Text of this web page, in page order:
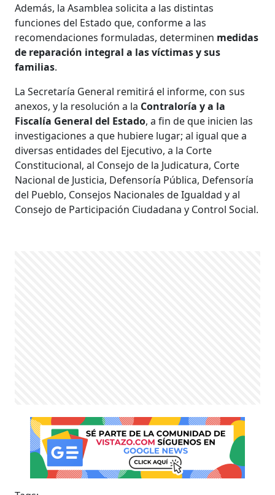
Además, la Asamblea solicita a las distintas
funciones del Estado que, conforme a las
recomendaciones formuladas, determinen medidas
de reparación integral a las víctimas y sus
familias.
La Secretaría General remitirá el informe, con sus
anexos, y la resolución a la Contraloría y a la
Fiscalía General del Estado, a fin de que inicien las
investigaciones a que hubiere lugar; al igual que a
diversas entidades del Ejecutivo, a la Corte
Constitucional, al Consejo de la Judicatura, Corte
Nacional de Justicia, Defensoría Pública, Defensoría
del Pueblo, Consejos Nacionales de Igualdad y al
Consejo de Participación Ciudadana y Control Social.